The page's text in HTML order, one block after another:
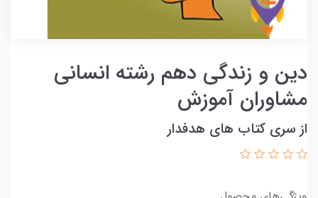
دین و زندگی دهم رشته انسانی
مشاوران آموزش
از سری کتاب های هدفدار